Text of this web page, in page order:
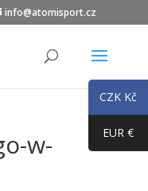
info@atomisport.cz
w-
CZK Kč
EUR €